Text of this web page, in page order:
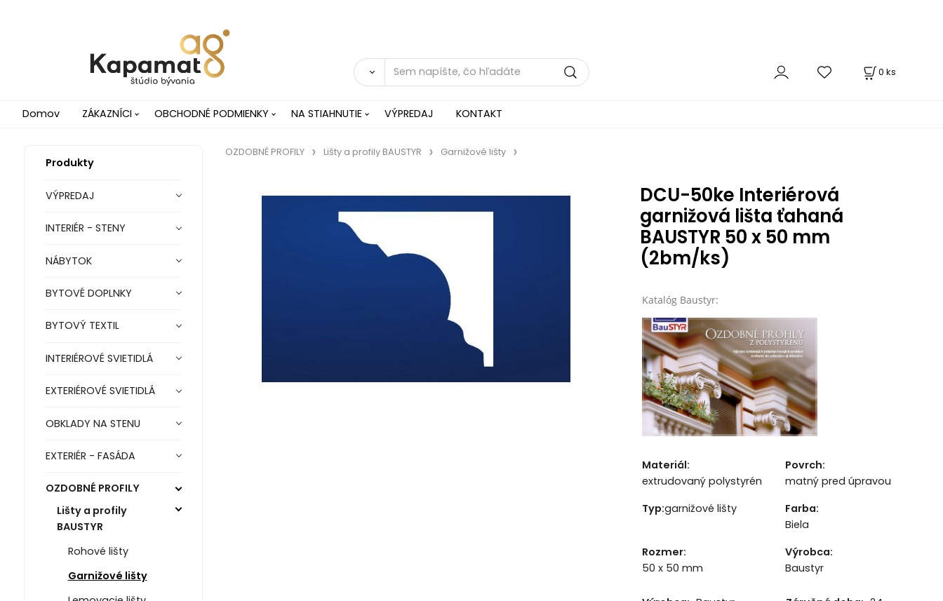
0 ks
Domov ZÁKAZNÍCI OBCHODNÉ PODMIENKY NA STIAHNUTIE VÝPREDAJ KONTAKT
Produkty
VÝPREDAJ
INTERIÉR - STENY
NÁBYTOK
BYTOVÉ DOPLNKY
BYTOVÝ TEXTIL
INTERIÉROVÉ SVIETIDLÁ
EXTERIÉROVÉ SVIETIDLÁ
OBKLADY NA STENU
EXTERIÉR - FASÁDA
OZDOBNÉ PROFILY
Lišty a profily
BAUSTYR
Rohové lišty
Garnižové lišty
OZDOBNÉ PROFILY Lišty a profily BAUSTYR Garnižové lišty
DCU-50ke Interiérová
garnižová lišta ťahaná
BAUSTYR 50 x 50 mm
(2bm/ks)
Katalóg Baustyr:
Materiál:
extrudovaný polystyrén
Povrch:
matný pred úpravou
Typ:garnižové lišty Farba:
Biela
Rozmer:
50 x 50 mm
Výrobca:
Baustyr